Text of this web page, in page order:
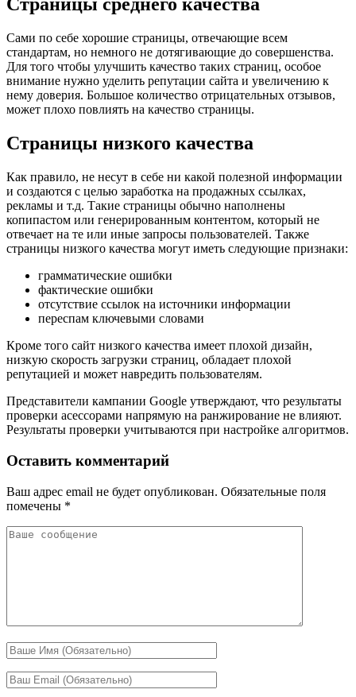
Страницы среднего качества
Сами по себе хорошие страницы, отвечающие всем
стандартам, но немного не дотягивающие до совершенства.
Для того чтобы улучшить качество таких страниц, особое
внимание нужно уделить репутации сайта и увеличению к
нему доверия. Большое количество отрицательных отзывов,
может плохо повлиять на качество страницы.
Страницы низкого качества
Как правило, не несут в себе ни какой полезной информации
и создаются с целью заработка на продажных ссылках,
рекламы и т.д. Такие страницы обычно наполнены
копипастом или генерированным контентом, который не
отвечает на те или иные запросы пользователей. Также
страницы низкого качества могут иметь следующие признаки:
грамматические ошибки
фактические ошибки
отсутствие ссылок на источники информации
переспам ключевыми словами
Кроме того сайт низкого качества имеет плохой дизайн,
низкую скорость загрузки страниц, обладает плохой
репутацией и может навредить пользователям.
Представители кампании Google утверждают, что результаты
проверки асессорами напрямую на ранжирование не влияют.
Результаты проверки учитываются при настройке алгоритмов.
Оставить комментарий
Ваш адрес email не будет опубликован. Обязательные поля
помечены *